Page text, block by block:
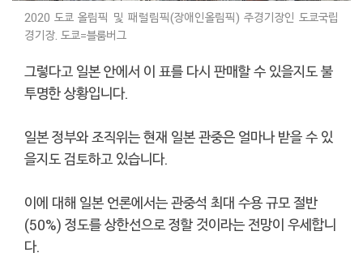
2020 도쿄 올림픽 및 패럴림픽(장애인올림픽) 주경기장인 도쿄국립
경기장. 도쿄=블룸버그
그렇다고 일본 안에서 이 표를 다시 판매할 수 있을지도 불
투명한 상황입니다.
일본 정부와 조직위는 현재 일본 관중은 얼마나 받을 수 있
을지도 검토하고 있습니다.
이에 대해 일본 언론에서는 관중석 최대 수용 규모 절반
(50%) 정도를 상한선으로 정할 것이라는 전망이 우세합니
다.